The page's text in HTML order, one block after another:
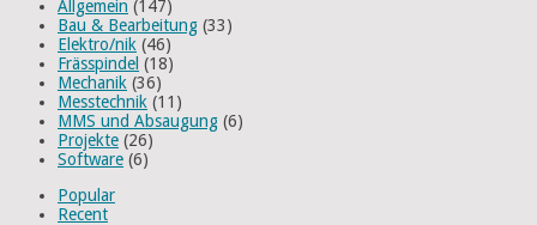
Allgemein (147)
Bau & Bearbeitung (33)
Elektro/nik (46)
Frässpindel (18)
Mechanik (36)
Messtechnik (11)
MMS und Absaugung (6)
Projekte (26)
Software (6)
Popular
Recent